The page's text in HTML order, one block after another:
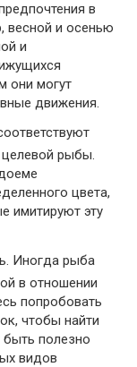
в
весной и осенью
и
они могут
движения.
рыбы.
цвета,
имитируют эту
Иногда рыба
в отношении
попробовать
чтобы найти
полезно
видов